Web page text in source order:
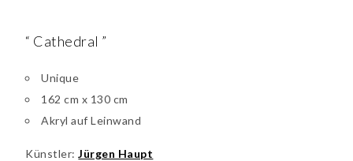
“ Cathedral ”
Unique
162 cm x 130 cm
Akryl auf Leinwand
Künstler:Jürgen Haupt